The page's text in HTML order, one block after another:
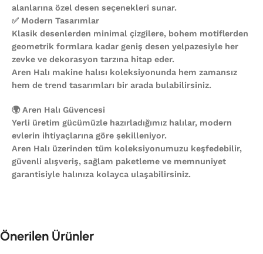
alanlarına özel desen seçenekleri sunar.
✅ Modern Tasarımlar
Klasik desenlerden minimal çizgilere, bohem motiflerden
geometrik formlara kadar geniş desen yelpazesiyle her
zevke ve dekorasyon tarzına hitap eder.
Aren Halı makine halısı koleksiyonunda hem zamansız
hem de trend tasarımları bir arada bulabilirsiniz.
🌍 Aren Halı Güvencesi
Yerli üretim gücümüzle hazırladığımız halılar, modern
evlerin ihtiyaçlarına göre şekilleniyor.
Aren Halı üzerinden tüm koleksiyonumuzu keşfedebilir,
güvenli alışveriş, sağlam paketleme ve memnuniyet
garantisiyle halınıza kolayca ulaşabilirsiniz.
Önerilen Ürünler